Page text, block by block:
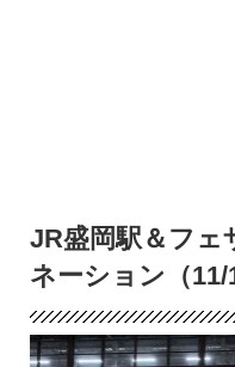
JR盛岡駅＆フェ
ネーション（11/